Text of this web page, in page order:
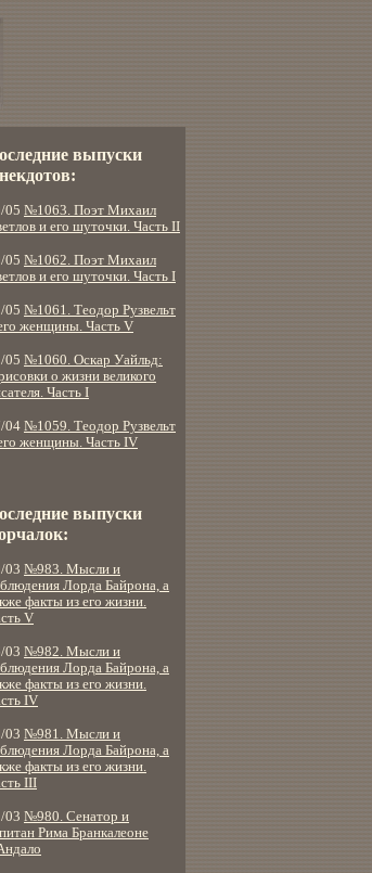
выпуски
05 №1063. Поэт Михаил
и его шуточки. Часть II
05 №1062. Поэт Михаил
и его шуточки. Часть I
05 №1061. Теодор Рузвельт
женщины. Часть V
05 №1060. Оскар Уайльд:
о жизни великого
Часть I
04 №1059. Теодор Рузвельт
женщины. Часть IV
выпуски
03 №983. Мысли и
Лорда Байрона, а
факты из его жизни.
V
03 №982. Мысли и
Лорда Байрона, а
факты из его жизни.
IV
03 №981. Мысли и
Лорда Байрона, а
факты из его жизни.
III
03 №980. Сенатор и
Рима Бранкалеоне